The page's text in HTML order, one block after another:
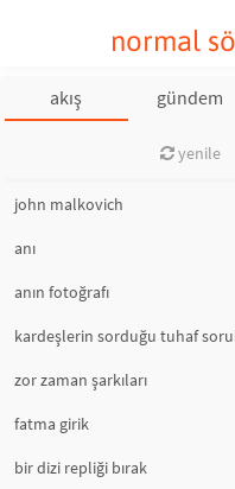
normal
akış gündem
yenile
john malkovich
anı
anın fotoğrafı
kardeşlerin sorduğu tuhaf
zor zaman şarkıları
fatma girik
bir dizi repliği bırak